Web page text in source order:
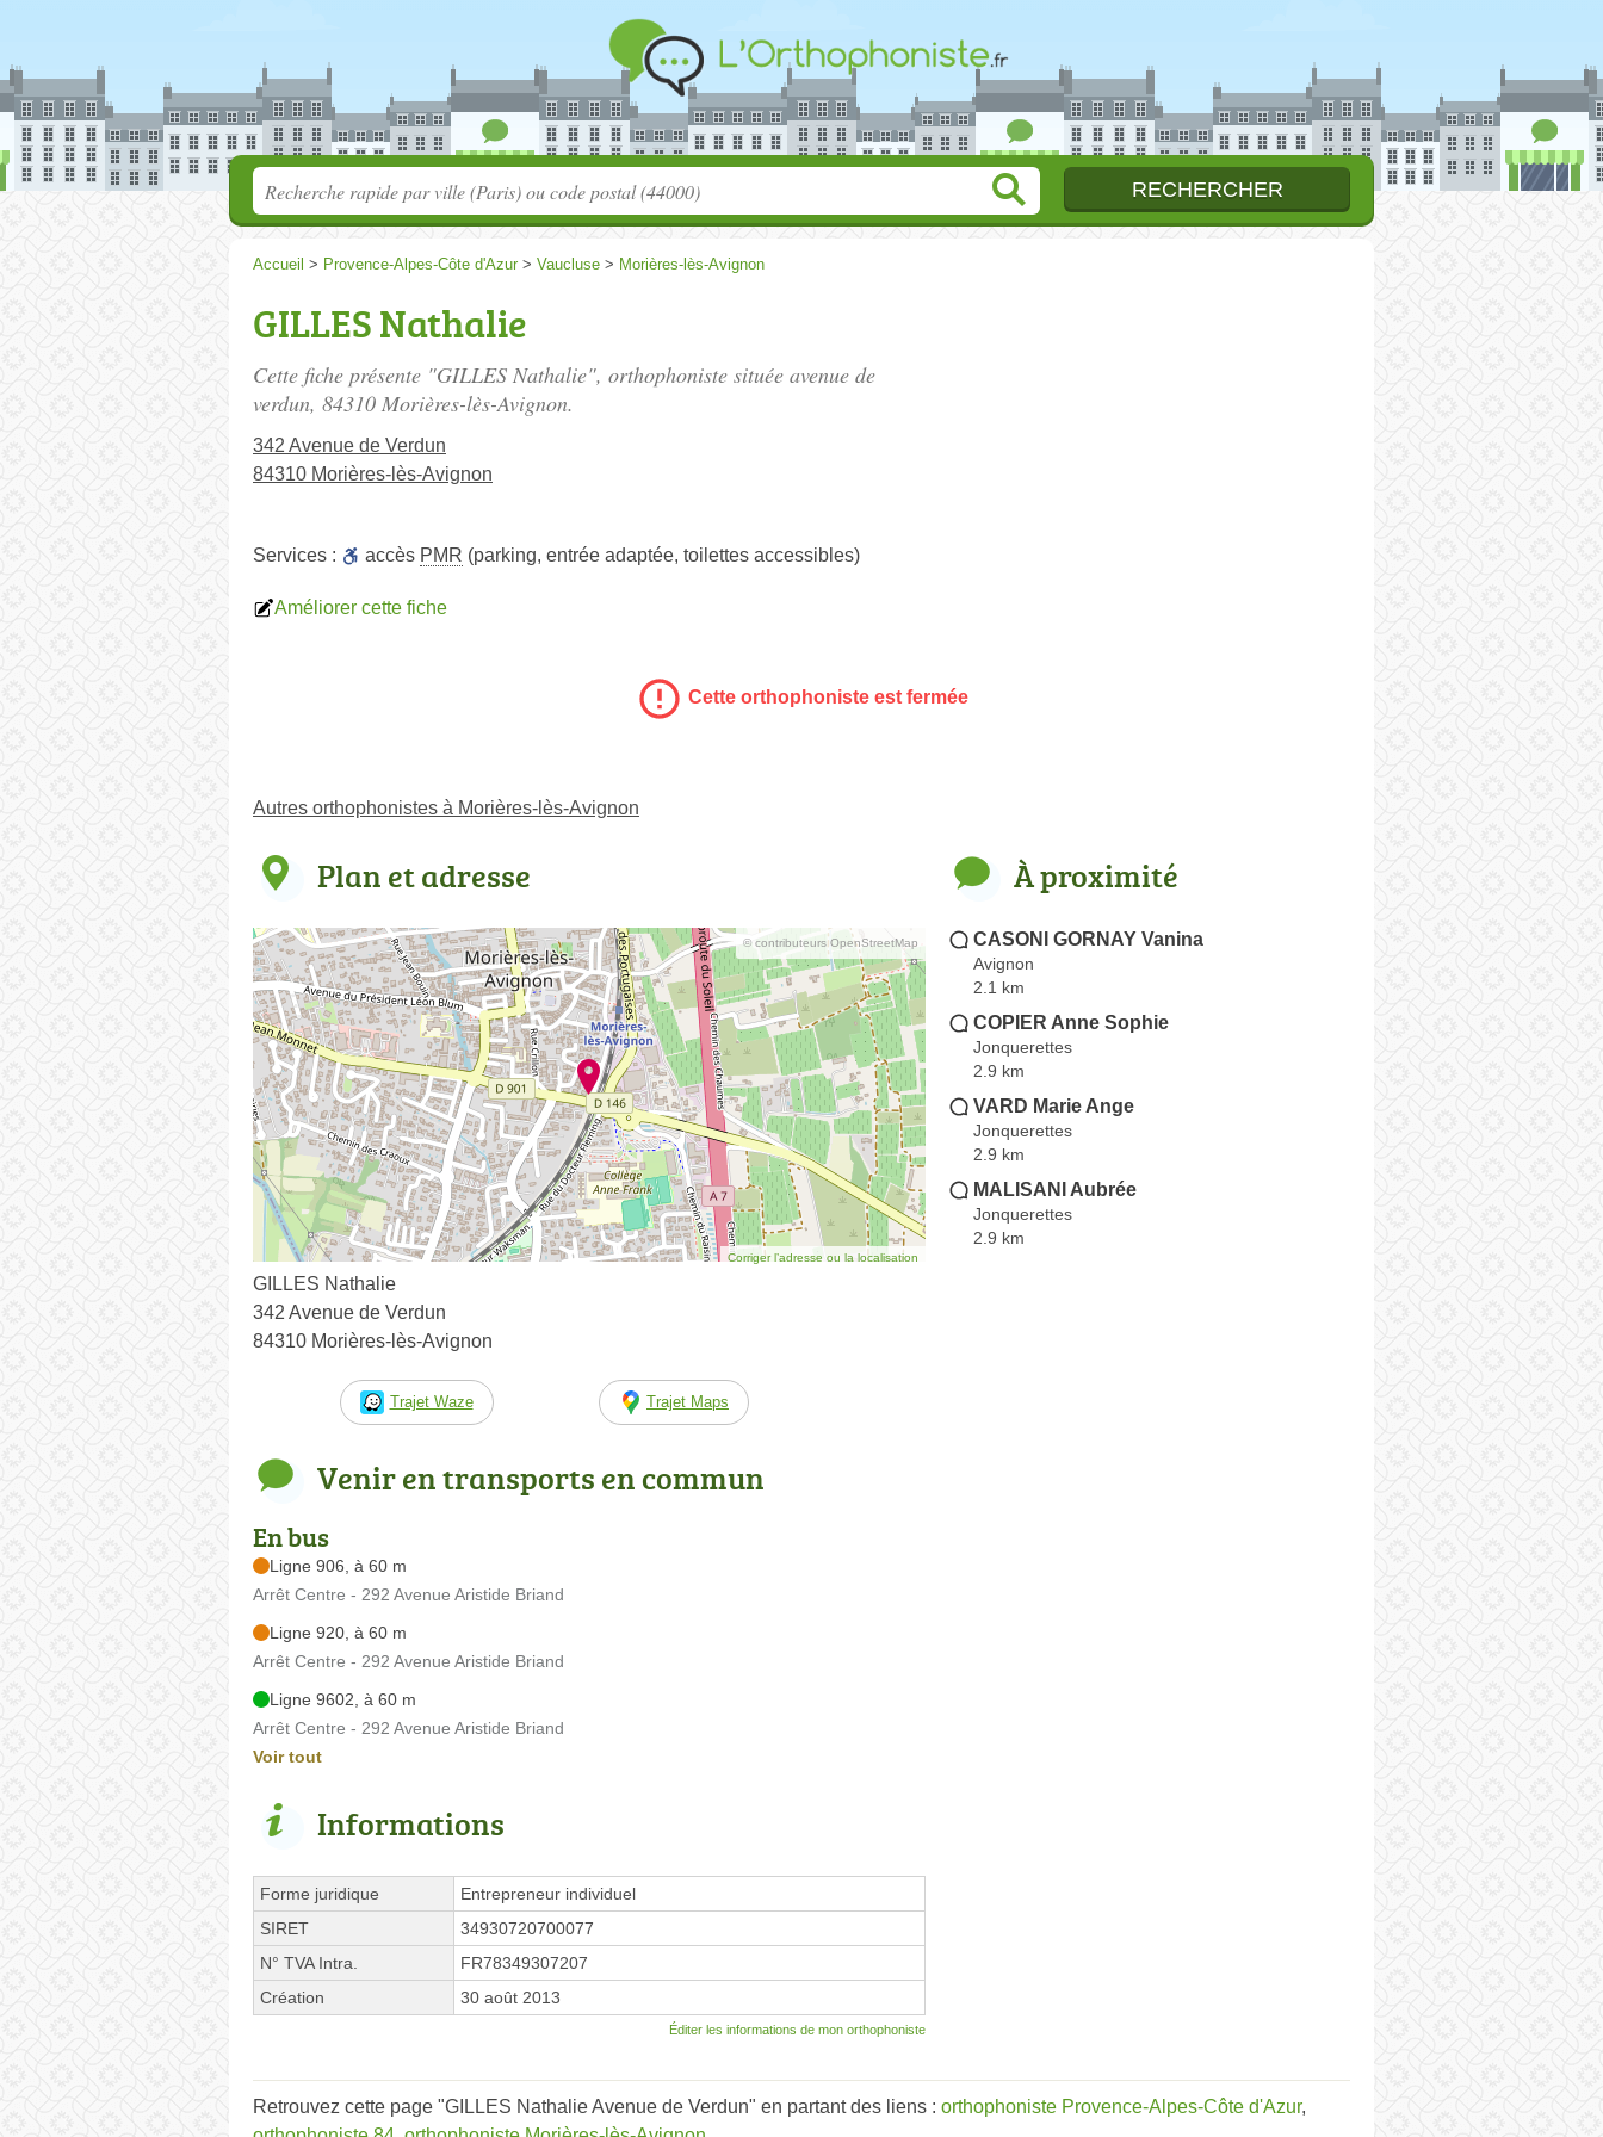
Accueil > Provence-Alpes-Côte d'Azur > Vaucluse > Morières-lès-Avignon
GILLES Nathalie
Cette fiche présente "GILLES Nathalie", orthophoniste située avenue de
verdun, 84310 Morières-lès-Avignon.
342 Avenue de Verdun
84310 Morières-lès-Avignon
Services : accès PMR (parking, entrée adaptée, toilettes accessibles)
Améliorer cette fiche
Cette orthophoniste est fermée
Autres orthophonistes à Morières-lès-Avignon
Plan et adresse
© contributeurs OpenStreetMap
Corriger l’adresse ou la localisation
GILLES Nathalie
342 Avenue de Verdun
84310 Morières-lès-Avignon
Trajet Waze Trajet Maps
Venir en transports en commun
En bus
Ligne 906, à 60 m
Arrêt Centre - 292 Avenue Aristide Briand
Ligne 920, à 60 m
Arrêt Centre - 292 Avenue Aristide Briand
Ligne 9602, à 60 m
Arrêt Centre - 292 Avenue Aristide Briand
Voir tout
Informations
Forme juridique
Entrepreneur individuel
SIRET
34930720700077
N° TVA Intra.
FR78349307207
Création
30 août 2013
Éditer les informations de mon orthophoniste
À proximité
CASONI GORNAY Vanina
Avignon
2.1 km
COPIER Anne Sophie
Jonquerettes
2.9 km
VARD Marie Ange
Jonquerettes
2.9 km
MALISANI Aubrée
Jonquerettes
2.9 km
Retrouvez cette page "GILLES Nathalie Avenue de Verdun" en partant des liens : orthophoniste Provence-Alpes-Côte d'Azur,